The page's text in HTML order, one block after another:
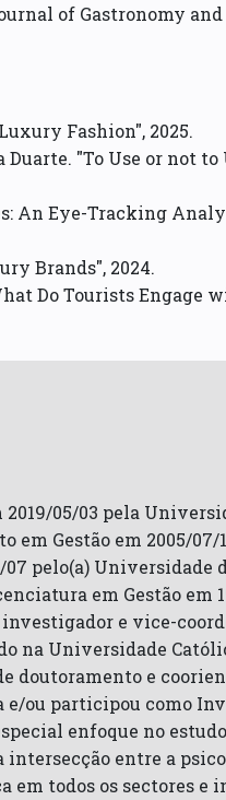
of Gastronomy and
Fashion", 2025.
"To Use or not to
An Eye-Tracking
Brands", 2024.
Do Tourists Engage
2019/05/03 pela
em Gestão em 2005/
pelo(a) Universidade
em Gestão em
e vice-
na Universidade
doutoramento e
e/ou participou como
enfoque no
intersecção entre a
em todos os sectores e